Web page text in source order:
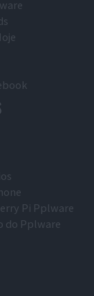
Pi Pplware
do Pplware